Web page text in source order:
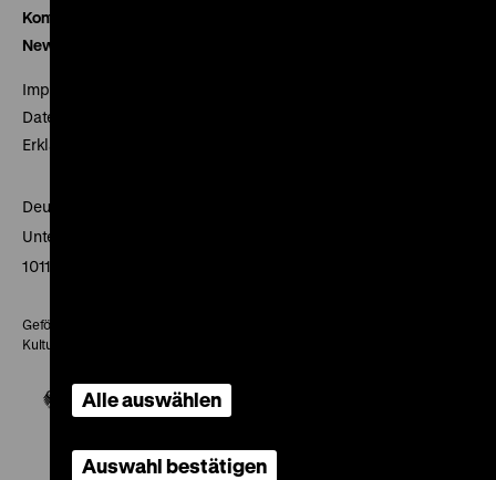
Kontakt
Newsletter
Impressum
Datenschutz
Erklärung digitale Barrierefreiheit
Deutsches Historisches Museum
Unter den Linden 2
10117 Berlin
Gefördert mit Mitteln des Beauftragten der Bundesregierung für
Kultur und Medien
Alle auswählen
Auswahl bestätigen